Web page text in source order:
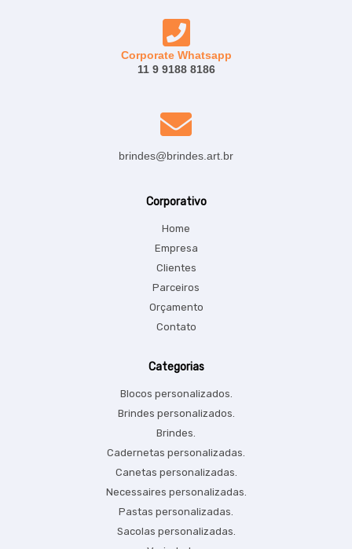
Corporate Whatsapp
11 9 9188 8186
brindes@brindes.art.br
Corporativo
Home
Empresa
Clientes
Parceiros
Orçamento
Contato
Categorias
Blocos personalizados.
Brindes personalizados.
Brindes.
Cadernetas personalizadas.
Canetas personalizadas.
Necessaires personalizadas.
Pastas personalizadas.
Sacolas personalizadas.